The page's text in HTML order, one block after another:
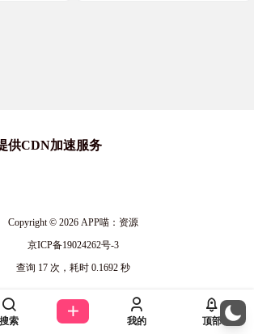
供CDN加速服务
Copyright © 2026APP喵：资源
京ICP备19024262号-3
查询 17 次，耗时 0.1692 秒
搜索 我的 顶部